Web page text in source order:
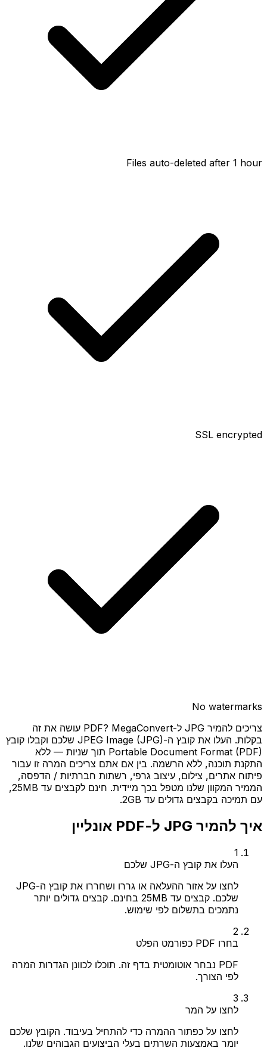
Files auto-deleted after 1 hour
SSL encrypted
No watermarks
צריכים להמיר JPG ל-PDF? MegaConvert עושה את זה
בקלות. העלו את קובץ ה-JPEG Image (JPG) שלכם וקבלו קובץ
Portable Document Format (PDF) תוך שניות — ללא
התקנת תוכנה, ללא הרשמה. בין אם אתם צריכים המרה זו עבור
פיתוח אתרים, צילום, עיצוב גרפי, רשתות חברתיות / הדפסה,
הממיר המקוון שלנו מטפל בכך מיידית. חינם לקבצים עד 25MB,
עם תמיכה בקבצים גדולים עד 2GB.
איך להמיר JPG ל-PDF אונליין
1
העלו את קובץ ה-JPG שלכם
לחצו על אזור ההעלאה או גררו ושחררו את קובץ ה-JPG
שלכם. קבצים עד 25MB בחינם. קבצים גדולים יותר
נתמכים בתשלום לפי שימוש.
2
בחרו PDF כפורמט הפלט
PDF נבחר אוטומטית בדף זה. תוכלו לכוונן הגדרות המרה
לפי הצורך.
3
לחצו על המר
לחצו על כפתור ההמרה כדי להתחיל בעיבוד. הקובץ שלכם
יומר באמצעות השרתים בעלי הביצועים הגבוהים שלנו.